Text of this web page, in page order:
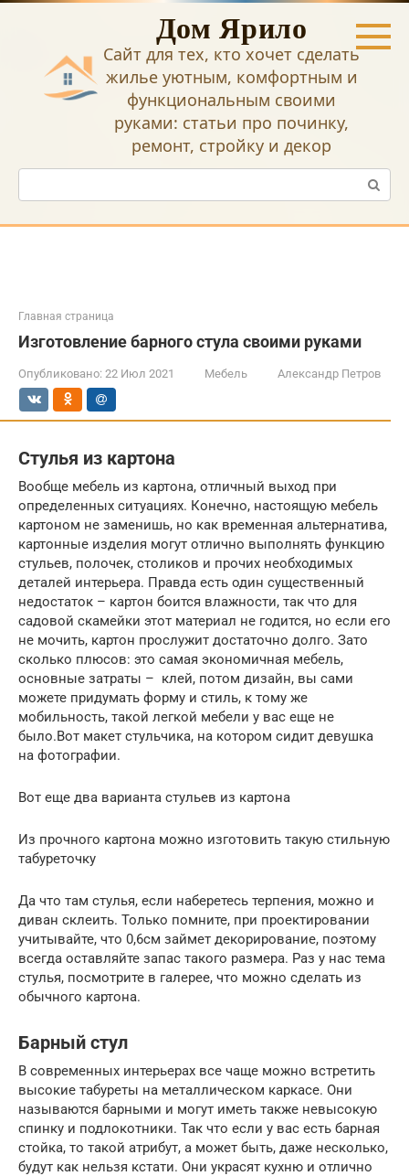
Перейти
Дом Ярило
Сайт для тех, кто хочет сделать
жилье уютным, комфортным и
функциональным своими
руками: статьи про починку,
ремонт, стройку и декор
Поиск:
Главная страница
Изготовление барного стула своими руками
Опубликовано: 22 Июл 2021 Мебель Александр Петров
Стулья из картона
Вообще мебель из картона, отличный выход при
определенных ситуациях. Конечно, настоящую мебель
картоном не заменишь, но как временная альтернатива,
картонные изделия могут отлично выполнять функцию
стульев, полочек, столиков и прочих необходимых
деталей интерьера. Правда есть один существенный
недостаток – картон боится влажности, так что для
садовой скамейки этот материал не годится, но если его
не мочить, картон прослужит достаточно долго. Зато
сколько плюсов: это самая экономичная мебель,
основные затраты – клей, потом дизайн, вы сами
можете придумать форму и стиль, к тому же
мобильность, такой легкой мебели у вас еще не
было.Вот макет стульчика, на котором сидит девушка
на фотографии.
Вот еще два варианта стульев из картона
Из прочного картона можно изготовить такую стильную
табуреточку
Да что там стулья, если наберетесь терпения, можно и
диван склеить. Только помните, при проектировании
учитывайте, что 0,6см займет декорирование, поэтому
всегда оставляйте запас такого размера. Раз у нас тема
стулья, посмотрите в галерее, что можно сделать из
обычного картона.
Барный стул
В современных интерьерах все чаще можно встретить
высокие табуреты на металлическом каркасе. Они
называются барными и могут иметь также невысокую
спинку и подлокотники. Так что если у вас есть барная
стойка, то такой атрибут, а может быть, даже несколько,
будут как нельзя кстати. Они украсят кухню и отлично